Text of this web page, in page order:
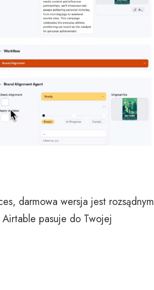
darmowa wersja jest rozsądnym
pasuje do Twojej